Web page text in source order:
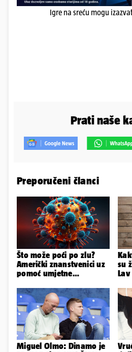
Igre na sreću mogu
Prati naše
Preporučeni članci
Što može poći po zlu?
Američki znanstvenici uz
pomoć umjetne
viruse
su
Miguel Olmo: Dinamo je